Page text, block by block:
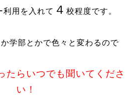
利用を入れて ４ 校程度です。
学部とかで色々と変わるので
たらいつでも聞いてくださ
い！